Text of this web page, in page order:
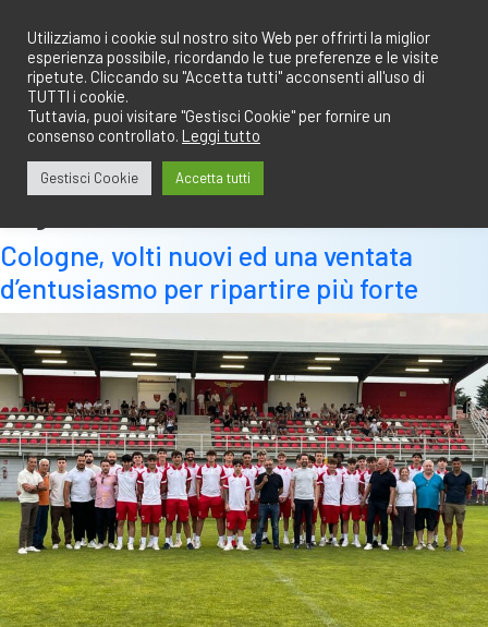
contenuto
Cologne, volti nuovi ed una ventata
d’entusiasmo per ripartire più forte
Utilizziamo i cookie sul nostro sito Web per offrirti la miglior
esperienza possibile, ricordando le tue preferenze e le visite
ripetute. Cliccando su "Accetta tutti" acconsenti all'uso di
TUTTI i cookie.
Tuttavia, puoi visitare "Gestisci Cookie" per fornire un
consenso controllato. Leggi tutto
Gestisci Cookie Accetta tutti